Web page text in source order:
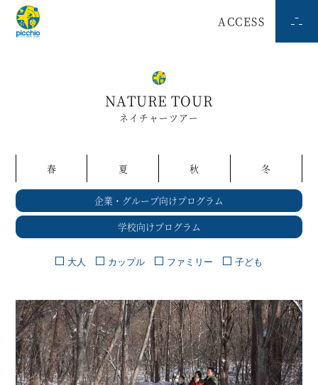
ACCESS
NATURE TOUR
ネイチャーツアー
春 夏 秋 冬
企業・グループ向けプログラム
学校向けプログラム
大人 カップル ファミリー 子ども